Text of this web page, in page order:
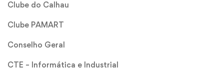
Clube do Calhau
Clube PAMART
Conselho Geral
CTE – Informática e Industrial